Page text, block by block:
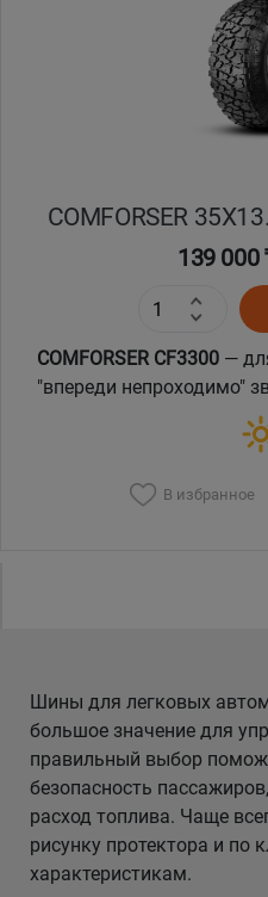
COMFORSER
139 000
COMFORSER CF3300 —
"впереди непроходимо"
В избранное
Шины для легковых
большое значение для
правильный выбор
безопасность
расход топлива. Чаще
рисунку протектора и по
характеристикам.
Павлодар
Семей
Шымкент
Экибастуз
Бишкек